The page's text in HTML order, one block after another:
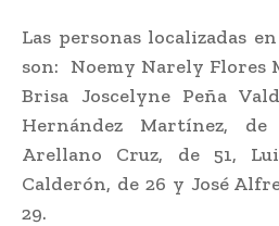
Las personas localizadas
son: Noemy Narely Flores
Brisa Joscelyne Peña
Hernández Martínez,
Arellano Cruz, de 51,
Calderón, de 26 y José
29.